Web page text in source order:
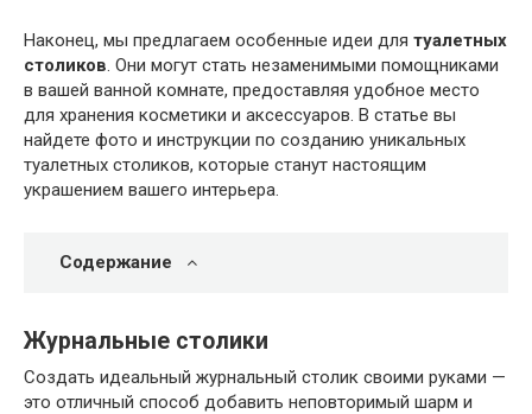
Наконец, мы предлагаем особенные идеи для туалетных
столиков. Они могут стать незаменимыми помощниками
в вашей ванной комнате, предоставляя удобное место
для хранения косметики и аксессуаров. В статье вы
найдете фото и инструкции по созданию уникальных
туалетных столиков, которые станут настоящим
украшением вашего интерьера.
Содержание
Журнальные столики
Создать идеальный журнальный столик своими руками —
это отличный способ добавить неповторимый шарм и